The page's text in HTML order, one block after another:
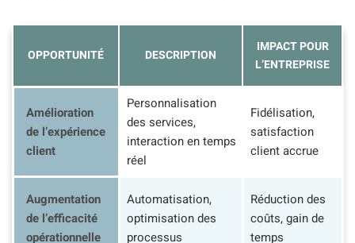
OPPORTUNITÉ DESCRIPTION
IMPACT POUR
L’ENTREPRISE
Amélioration
de l’expérience
client
Personnalisation
des services,
interaction en temps
réel
Fidélisation,
satisfaction
client accrue
Augmentation
de l’efficacité
opérationnelle
Automatisation,
optimisation des
processus
Réduction des
coûts, gain de
temps